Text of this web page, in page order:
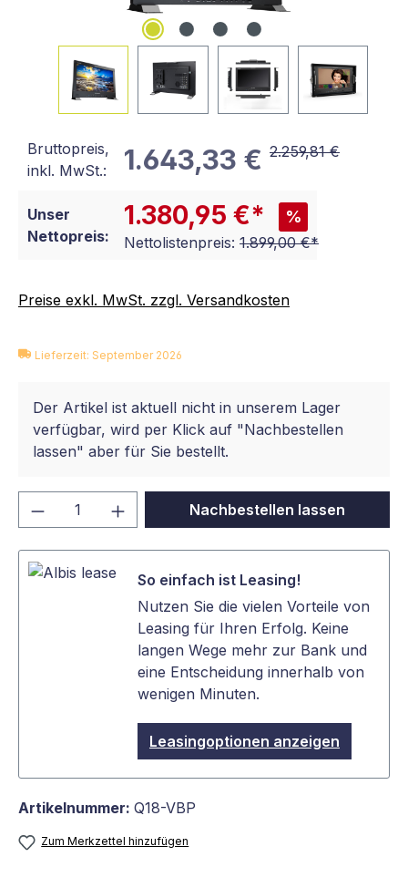
Bruttopreis,
inkl. MwSt.:
1.643,33 € 2.259,81 €
Unser
Nettopreis:
1.380,95 €* %
Nettolistenpreis: 1.899,00 €*
Preise exkl. MwSt. zzgl. Versandkosten
Lieferzeit: September 2026
Der Artikel ist aktuell nicht in unserem Lager
verfügbar, wird per Klick auf "Nachbestellen
lassen" aber für Sie bestellt.
Produkt Anzahl: Gib denNachbestellen lassen
So einfach ist Leasing!
Nutzen Sie die vielen Vorteile von
Leasing für Ihren Erfolg. Keine
langen Wege mehr zur Bank und
eine Entscheidung innerhalb von
wenigen Minuten.
Leasingoptionen anzeigen
Artikelnummer: Q18-VBP
Zum Merkzettel hinzufügen